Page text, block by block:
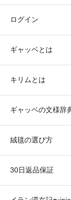
ログイン
ギャッベとは
キリムとは
ギャッベの文様辞
絨毯の選び方
30日返品保証